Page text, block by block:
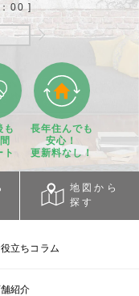
00 ]
も
ト
長年住んでも
安心！
更新料なし！
地図から
探す
立ちコラム
舗紹介